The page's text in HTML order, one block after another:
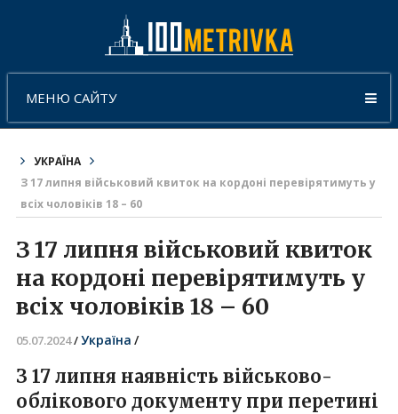
МЕНЮ САЙТУ
УКРАЇНА
З 17 липня військовий квиток на кордоні перевірятимуть у
всіх чоловіків 18 – 60
З 17 липня військовий квиток
на кордоні перевірятимуть у
всіх чоловіків 18 – 60
05.07.2024/Україна /
З 17 липня наявність військово-
облікового документу при перетині